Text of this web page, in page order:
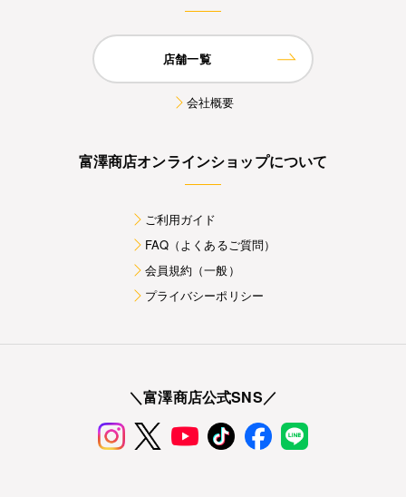
店舗一覧
会社概要
富澤商店オンラインショップについて
ご利用ガイド
FAQ（よくあるご質問）
会員規約（一般）
プライバシーポリシー
＼富澤商店公式SNS／